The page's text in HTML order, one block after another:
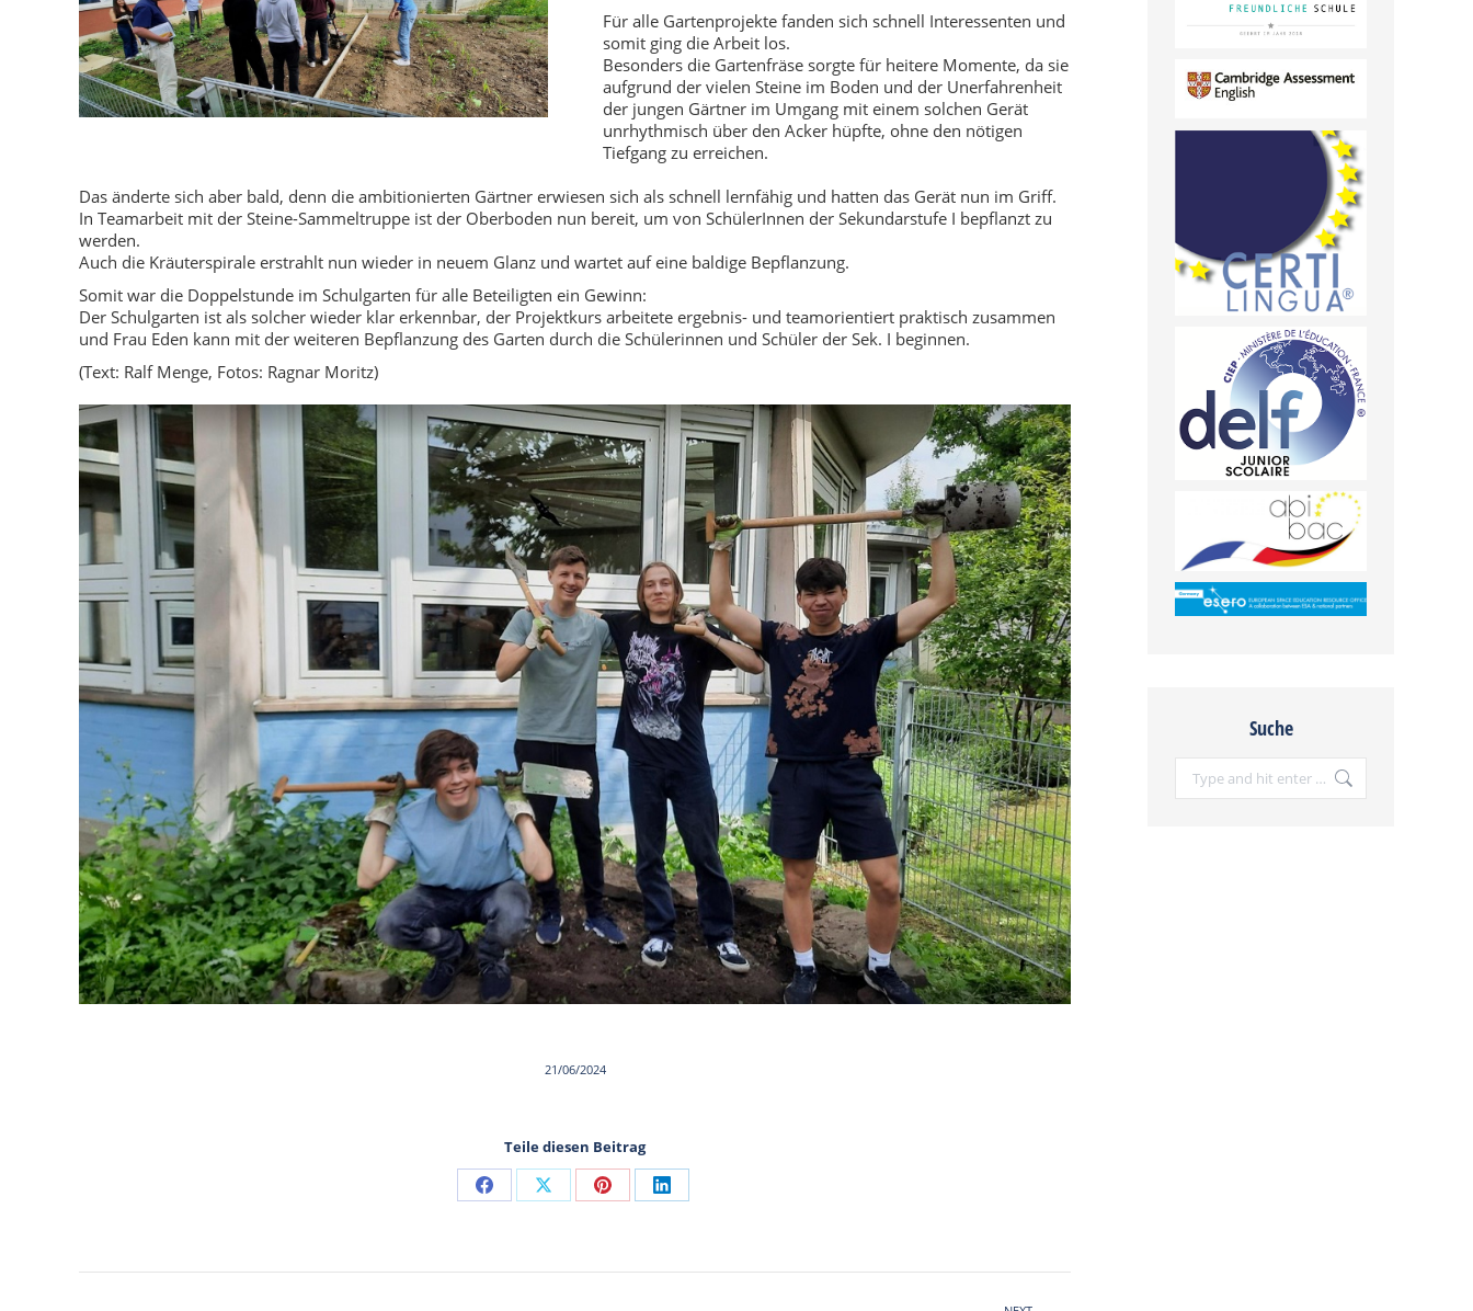
Für alle Gartenprojekte fanden sich schnell Interessenten und
somit ging die Arbeit los.
Besonders die Gartenfräse sorgte für heitere Momente, da sie
aufgrund der vielen Steine im Boden und der Unerfahrenheit
der jungen Gärtner im Umgang mit einem solchen Gerät
unrhythmisch über den Acker hüpfte, ohne den nötigen
Tiefgang zu erreichen.
Das änderte sich aber bald, denn die ambitionierten Gärtner erwiesen sich als schnell lernfähig und hatten das Gerät nun im Griff.
In Teamarbeit mit der Steine-Sammeltruppe ist der Oberboden nun bereit, um von SchülerInnen der Sekundarstufe I bepflanzt zu
werden.
Auch die Kräuterspirale erstrahlt nun wieder in neuem Glanz und wartet auf eine baldige Bepflanzung.
Somit war die Doppelstunde im Schulgarten für alle Beteiligten ein Gewinn:
Der Schulgarten ist als solcher wieder klar erkennbar, der Projektkurs arbeitete ergebnis- und teamorientiert praktisch zusammen
und Frau Eden kann mit der weiteren Bepflanzung des Garten durch die Schülerinnen und Schüler der Sek. I beginnen.
(Text: Ralf Menge, Fotos: Ragnar Moritz)
21/06/2024
Teile diesen Beitrag
Share
Facebook
Share
X
Share
Pinterest
Share
LinkedIn
Suche
Search: